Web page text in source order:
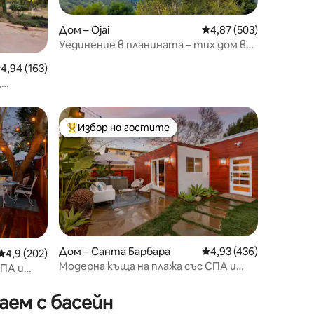
оценка: 4,94 от 5, 163 отзива
4,94 (163)
Дом – Ojai Средна оценка: 4,87
4,87 (503)
Уединение в планината – тих дом в
оценка: 4,9 от 5, 202 отзива
4,9 (202)
и
Най-популярен избор на гостите
Избор на гостите
Дом – Санта Барбара Средна оценка: 4,93
4,93 (436)
Модерна къща на плажа със СПА и
с басейн